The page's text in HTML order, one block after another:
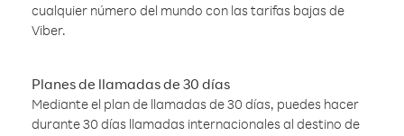
cualquier número del mundo con las tarifas bajas de
Viber.
Planes de llamadas de 30 días
Mediante el plan de llamadas de 30 días, puedes hacer
durante 30 días llamadas internacionales al destino de